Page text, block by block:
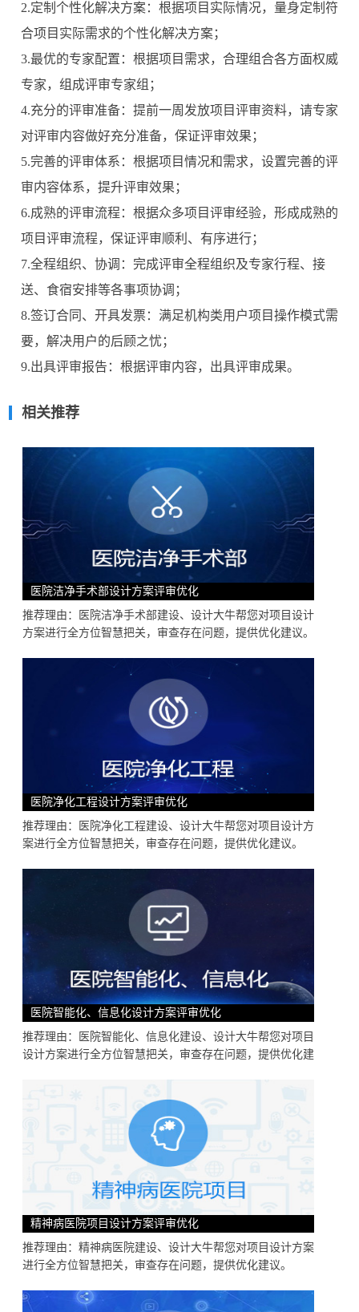
2.定制个性化解决方案：根据项目实际情况，量身定制符
合项目实际需求的个性化解决方案；
3.最优的专家配置：根据项目需求，合理组合各方面权威
专家，组成评审专家组；
4.充分的评审准备：提前一周发放项目评审资料，请专家
对评审内容做好充分准备，保证评审效果；
5.完善的评审体系：根据项目情况和需求，设置完善的评
审内容体系，提升评审效果；
6.成熟的评审流程：根据众多项目评审经验，形成成熟的
项目评审流程，保证评审顺利、有序进行；
7.全程组织、协调：完成评审全程组织及专家行程、接
送、食宿安排等各事项协调；
8.签订合同、开具发票：满足机构类用户项目操作模式需
要，解决用户的后顾之忧；
9.出具评审报告：根据评审内容，出具评审成果。
相关推荐
医院洁净手术部设计方案评审优化
推荐理由：医院洁净手术部建设、设计大牛帮您对项目设计
方案进行全方位智慧把关，审查存在问题，提供优化建议。
医院净化工程设计方案评审优化
推荐理由：医院净化工程建设、设计大牛帮您对项目设计方
案进行全方位智慧把关，审查存在问题，提供优化建议。
医院智能化、信息化设计方案评审优化
推荐理由：医院智能化、信息化建设、设计大牛帮您对项目
设计方案进行全方位智慧把关，审查存在问题，提供优化建
精神病医院项目设计方案评审优化
推荐理由：精神病医院建设、设计大牛帮您对项目设计方案
进行全方位智慧把关，审查存在问题，提供优化建议。